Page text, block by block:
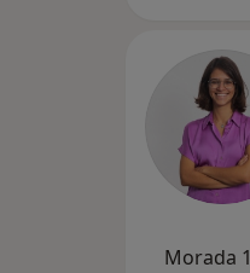
Morada 1